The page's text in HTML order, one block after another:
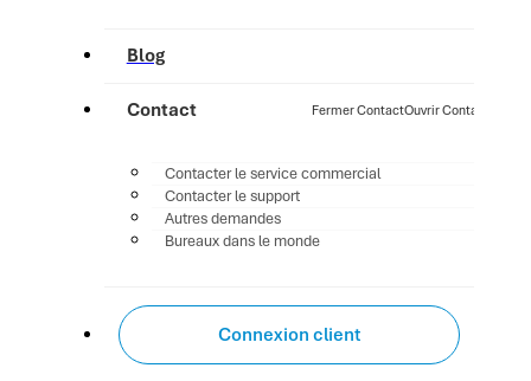
Blog
Contact Fermer ContactOuvrir Contact
Contacter le service commercial
Contacter le support
Autres demandes
Bureaux dans le monde
Connexion client